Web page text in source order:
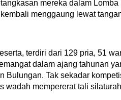
mereka dalam
menggaung lewat
terdiri dari 129 pria, 51
dalam ajang tahunan
Bulungan. Tak sekadar
wadah mempererat tali